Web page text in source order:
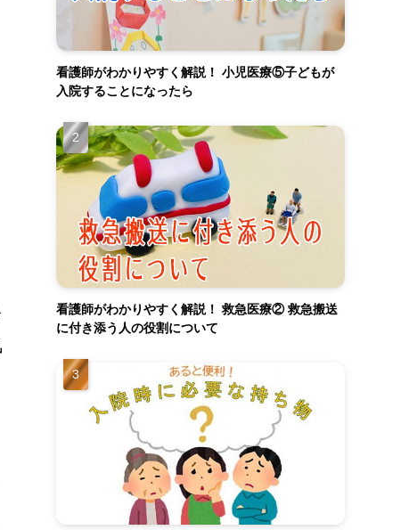
看護師がわかりやすく解説！ 小児医療⑤子どもが
入院することになったら
看護師がわかりやすく解説！ 救急医療② 救急搬送
に付き添う人の役割について